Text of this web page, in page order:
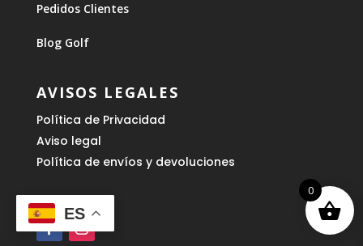
Pedidos Clientes
Blog Golf
AVISOS LEGALES
Política de Privacidad
Aviso legal
Política de envíos y devoluciones
ES
0